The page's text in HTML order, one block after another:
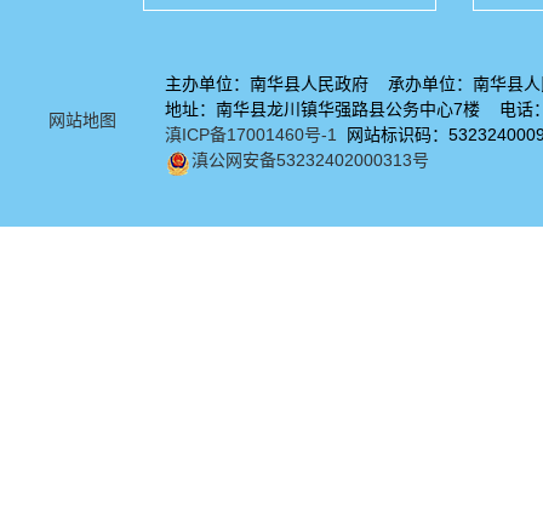
网站地图
主办单位：南华县人民政府 承办单位：南华县人
地址：南华县龙川镇华强路县公务中心7楼 电
滇ICP备17001460号-1
网站标识码：
滇公网安备53232402000313号